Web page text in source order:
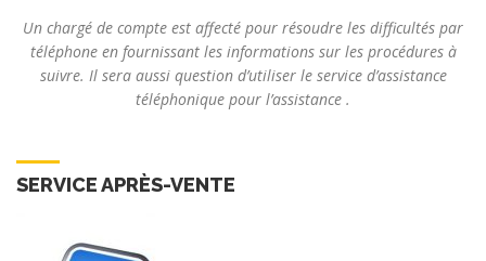
Un chargé de compte est affecté pour résoudre les difficultés par
téléphone en fournissant les informations sur les procédures à
suivre. Il sera aussi question d’utiliser le service d’assistance
téléphonique pour l’assistance .
SERVICE APRÈS-VENTE